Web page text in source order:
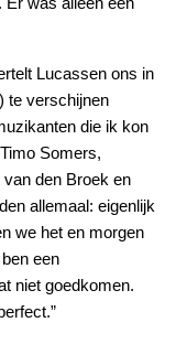
Lucassen ons in
te verschijnen
die ik kon
Somers,
den Broek en
allemaal: eigenlijk
we het en morgen
een
niet goedkomen.